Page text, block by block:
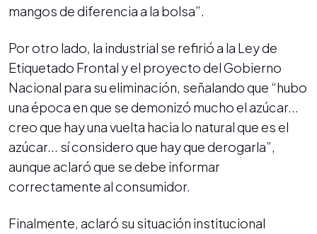
mangos de diferencia a la bolsa”.
Por otro lado, la industrial se refirió a la Ley de
Etiquetado Frontal y el proyecto del Gobierno
Nacional para su eliminación, señalando que “hubo
una época en que se demonizó mucho el azúcar...
creo que hay una vuelta hacia lo natural que es el
azúcar... sí considero que hay que derogarla”,
aunque aclaró que se debe informar
correctamente al consumidor.
Finalmente, aclaró su situación institucional